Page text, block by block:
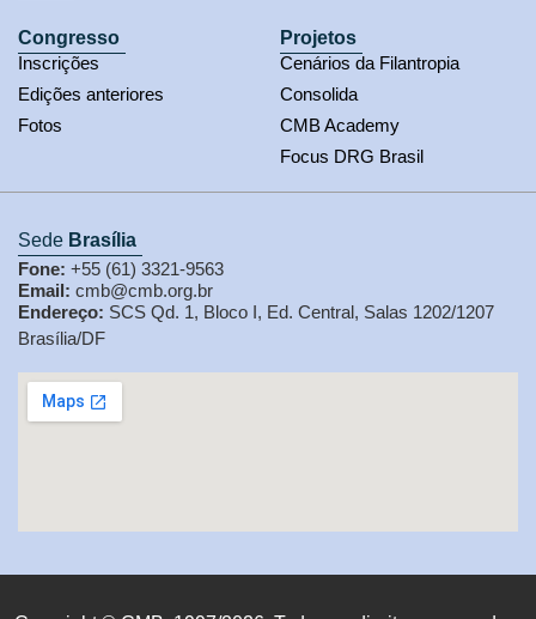
Congresso
Inscrições
Edições anteriores
Fotos
Projetos
Cenários da Filantropia
Consolida
CMB Academy
Focus DRG Brasil
Sede Brasília
Fone: +55 (61) 3321-9563
Email: cmb@cmb.org.br
Endereço: SCS Qd. 1, Bloco I, Ed. Central, Salas 1202/1207
Brasília/DF